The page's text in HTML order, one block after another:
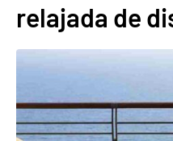
relajada de